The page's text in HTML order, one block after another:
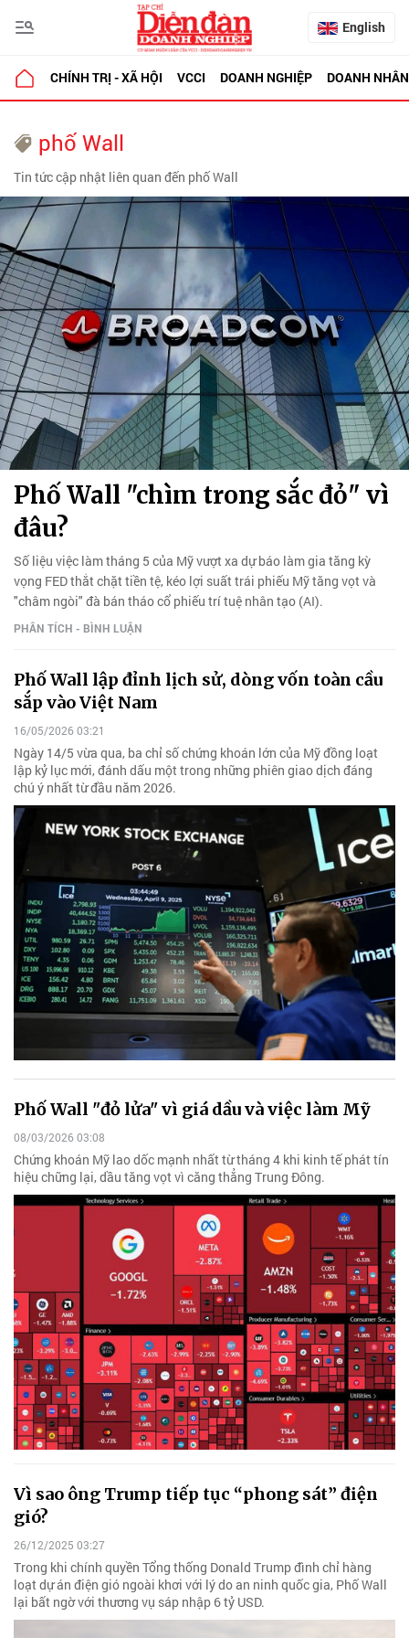
English
CHÍNH TRỊ - XÃ HỘI VCCI DOANH NGHIỆP DOANH NHÂN
phố Wall
Tin tức cập nhật liên quan đến phố Wall
Phố Wall "chìm trong sắc đỏ" vì
đâu?
Số liệu việc làm tháng 5 của Mỹ vượt xa dự báo làm gia tăng kỳ
vọng FED thắt chặt tiền tệ, kéo lợi suất trái phiếu Mỹ tăng vọt và
"châm ngòi" đà bán tháo cổ phiếu trí tuệ nhân tạo (AI).
PHÂN TÍCH - BÌNH LUẬN
Phố Wall lập đỉnh lịch sử, dòng vốn toàn cầu
sắp vào Việt Nam
16/05/2026 03:21
Ngày 14/5 vừa qua, ba chỉ số chứng khoán lớn của Mỹ đồng loạt
lập kỷ lục mới, đánh dấu một trong những phiên giao dịch đáng
chú ý nhất từ đầu năm 2026.
Phố Wall "đỏ lửa" vì giá dầu và việc làm Mỹ
08/03/2026 03:08
Chứng khoán Mỹ lao dốc mạnh nhất từ tháng 4 khi kinh tế phát tín
hiệu chững lại, dầu tăng vọt vì căng thẳng Trung Đông.
Vì sao ông Trump tiếp tục “phong sát” điện
gió?
26/12/2025 03:27
Trong khi chính quyền Tổng thống Donald Trump đình chỉ hàng
loạt dự án điện gió ngoài khơi với lý do an ninh quốc gia, Phố Wall
lại bất ngờ với thương vụ sáp nhập 6 tỷ USD.